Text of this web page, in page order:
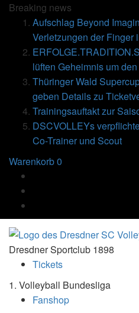
Breaking news
Aufschlag Beyond
Verletzungen der Finger
lüften Geheimnis um
Thüringer Wald
geben Details zu
Trainingsauftakt zur
DSCVOLLEYs
Co-Trainer und Scout
Warenkorb0
Dresdner Sportclub 1898
Tickets
1. Volleyball Bundesliga
Fanshop